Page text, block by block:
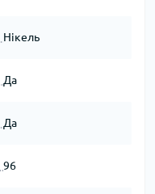
Нікель
Да
Да
96